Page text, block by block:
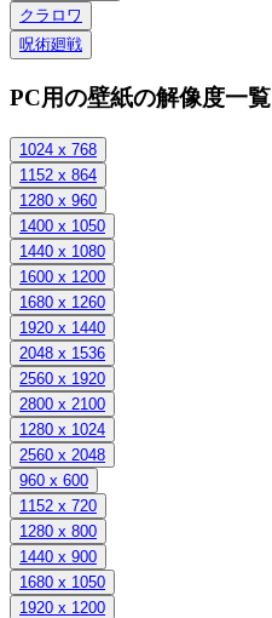
クラロワ
呪術廻戦
PC用の壁紙の解像度一覧
1024 x 768
1152 x 864
1280 x 960
1400 x 1050
1440 x 1080
1600 x 1200
1680 x 1260
1920 x 1440
2048 x 1536
2560 x 1920
2800 x 2100
1280 x 1024
2560 x 2048
960 x 600
1152 x 720
1280 x 800
1440 x 900
1680 x 1050
1920 x 1200